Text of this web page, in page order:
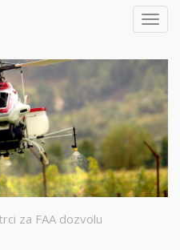
za FAA dozvolu